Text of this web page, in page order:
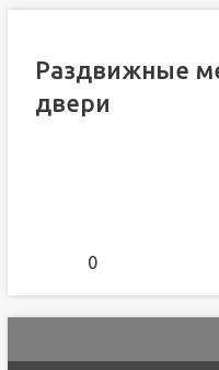
Раздвижные
двери
0